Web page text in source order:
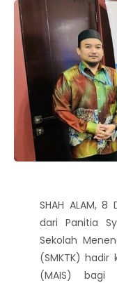
SHAH ALAM,
dari Panitia
Sekolah
(SMKTK) hadir
(MAIS) bagi